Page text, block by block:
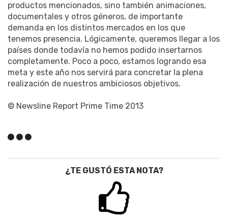
productos mencionados, sino también animaciones,
documentales y otros géneros, de importante
demanda en los distintos mercados en los que
tenemos presencia. Lógicamente, queremos llegar a los
países donde todavía no hemos podido insertarnos
completamente. Poco a poco, estamos logrando esa
meta y este año nos servirá para concretar la plena
realización de nuestros ambiciosos objetivos.
© Newsline Report Prime Time 2013
¿TE GUSTÓ ESTA NOTA?